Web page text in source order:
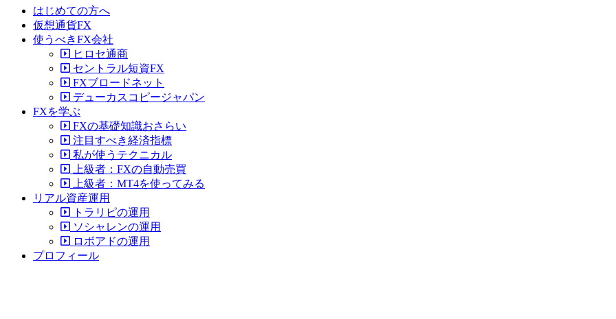
はじめての方へ
仮想通貨FX
使うべきFX会社
ヒロセ通商
セントラル短資FX
FXブロードネット
デューカスコピージャパン
FXを学ぶ
FXの基礎知識おさらい
注目すべき経済指標
私が使うテクニカル
上級者：FXの自動売買
上級者：MT4を使ってみる
リアル資産運用
トラリピの運用
ソシャレンの運用
ロボアドの運用
プロフィール